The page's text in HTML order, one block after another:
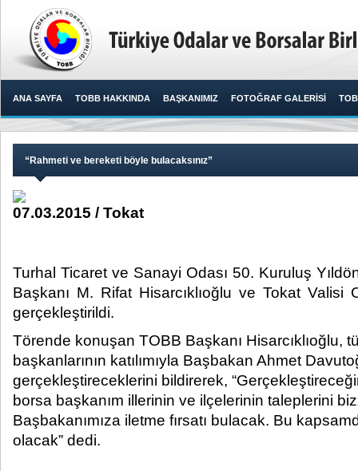
ANA SAYFA TOBB HAKKINDA BAŞKANIMIZ FOTOĞRAF GALERİSİ
“Rahmeti ve bereketi böyle bulacaksınız”
07.03.2015 / Tokat
Turhal Ticaret ve Sanayi Odası 50. Kuruluş
Başkanı M. Rifat Hisarcıklıoğlu ve Tokat Valisi
gerçekleştirildi.​
Törende konuşan TOBB Başkanı Hisarcıklıoğlu,
başkanlarının katılımıyla Başbakan Ahmet
gerçekleştireceklerini bildirerek,
borsa başkanım illerinin ve ilçelerinin taleplerini
Başbakanımıza iletme fırsatı bulacak. Bu
olacak” dedi.